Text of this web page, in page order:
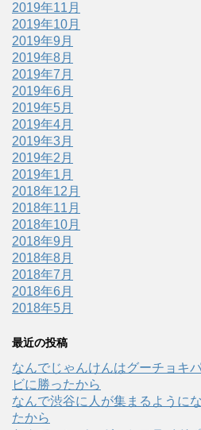
2019年11月
2019年10月
2019年9月
2019年8月
2019年7月
2019年6月
2019年5月
2019年4月
2019年3月
2019年2月
2019年1月
2018年12月
2018年11月
2018年10月
2018年9月
2018年8月
2018年7月
2018年6月
2018年5月
最近の投稿
なんでじゃんけんはグーチョキ
ビに勝ったから
なんで渋谷に人が集まるように
たから